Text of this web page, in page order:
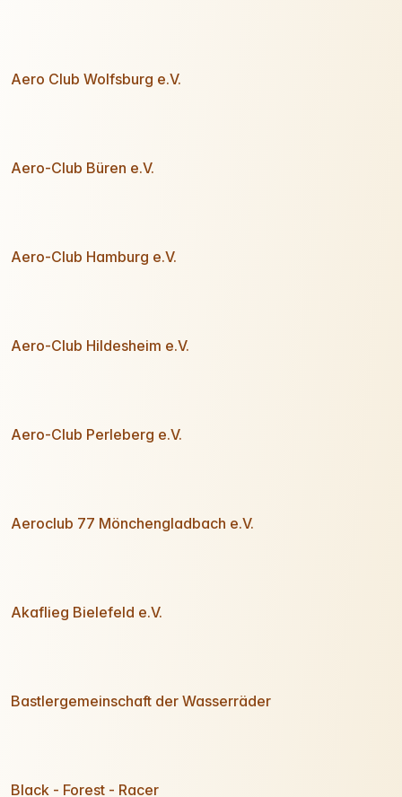
Aero Club Wolfsburg e.V.
Aero-Club Büren e.V.
Aero-Club Hamburg e.V.
Aero-Club Hildesheim e.V.
Aero-Club Perleberg e.V.
Aeroclub 77 Mönchengladbach e.V.
Akaflieg Bielefeld e.V.
Bastlergemeinschaft der Wasserräder
Black - Forest - Racer